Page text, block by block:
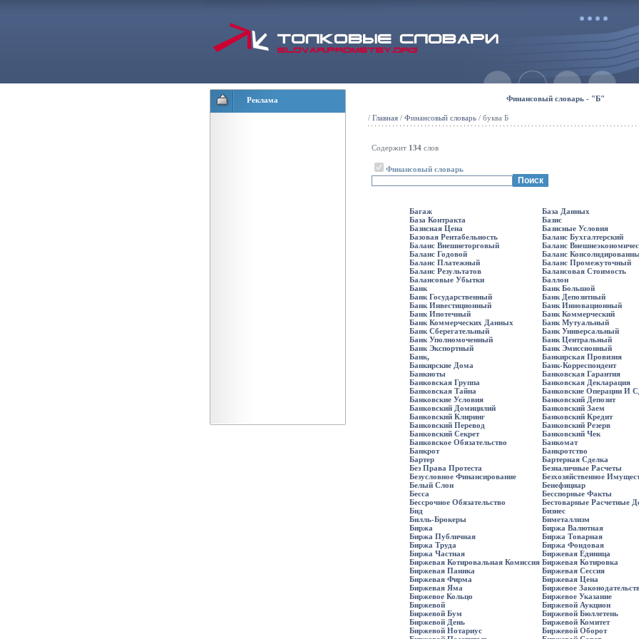
Реклама Финансовый словарь - "Б"
/ Главная / Финансовый словарь / буква Б
Содержит 134 слов
Финансовый словарь
Багаж
База Данных
База Контракта
Базис
Базисная Цена
Базисные Условия
Базовая Рентабельность
Баланс Бухгалтерский
Баланс Внешнеторговый
Баланс
Баланс Годовой
Баланс
Баланс Платежный
Баланс Промежуточный
Баланс Результатов
Балансовая Стоимость
Балансовые Убытки
Баллон
Банк
Банк Большой
Банк Государственный
Банк Депозитный
Банк Инвестиционный
Банк Инновационный
Банк Ипотечный
Банк Коммерческий
Банк Коммерческих Данных
Банк Мутуальный
Банк Сберегательный
Банк Универсальный
Банк Уполномоченный
Банк Центральный
Банк Экспортный
Банк Эмиссионный
Банк,
Банкирская Провизия
Банкирские Дома
Банк-Корреспондент
Банкноты
Банковская Гарантия
Банковская Группа
Банковская Декларация
Банковская Тайна
Банковские Операции И
Банковские Условия
Банковский Депозит
Банковский Домицилий
Банковский Заем
Банковский Клиринг
Банковский Кредит
Банковский Перевод
Банковский Резерв
Банковский Секрет
Банковский Чек
Банковское Обязательство
Банкомат
Банкрот
Банкротство
Бартер
Бартерная Сделка
Без Права Протеста
Безналичные Расчеты
Безусловное Финансирование
Безхозяйственное
Белый Слон
Бенефициар
Бесса
Бесспорные Факты
Бессрочное Обязательство
Бестоварные Расчетные
Бид
Бизнес
Билль-Брокеры
Биметаллизм
Биржа
Биржа Валютная
Биржа Публичная
Биржа Товарная
Биржа Труда
Биржа Фондовая
Биржа Частная
Биржевая Единица
Биржевая Котировальная Комиссия Биржевая Котировка
Биржевая Паника
Биржевая Сессия
Биржевая Фирма
Биржевая Цена
Биржевая Яма
Биржевое
Биржевое Кольцо
Биржевое Указание
Биржевой
Биржевой Аукцион
Биржевой Бум
Биржевой Бюллетень
Биржевой День
Биржевой Комитет
Биржевой Нотариус
Биржевой Оборот